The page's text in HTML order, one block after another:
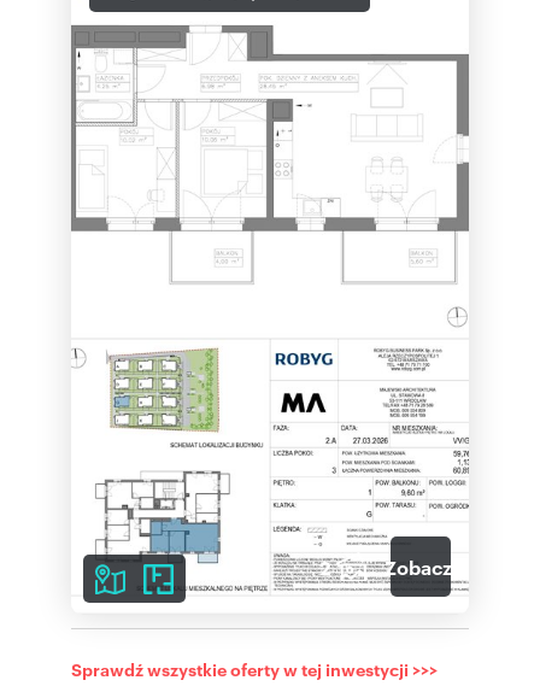
2 Zobacz galerię
Sprawdź wszystkie oferty w tej inwestycji >>>